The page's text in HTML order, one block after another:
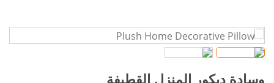
وسادة ديكور المنزل القطيفة